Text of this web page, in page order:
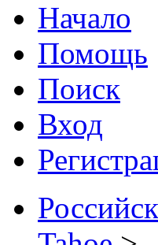
Начало
Помощь
Поиск
Вход